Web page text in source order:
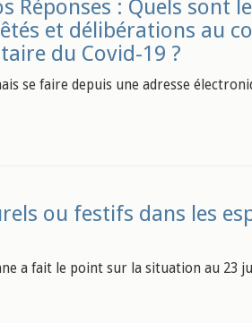
Réponses : Quels sont
et délibérations au
du Covid-19 ?
se faire depuis une adresse
ou festifs dans les
a fait le point sur la situation au 23